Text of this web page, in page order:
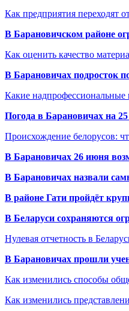
Как предприятия переходят
В Барановичском районе
Как оценить качество
В Барановичах подросток
Какие надпрофессиональные
Погода в Барановичах на
Происхождение белорусов:
В Барановичах 26 июня
В Барановичах назвали
В районе Гати пройдёт
В Беларуси сохраняются
Нулевая отчетность в
В Барановичах прошли
Как изменились способы
Как изменились